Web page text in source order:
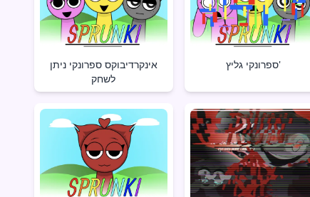
אינקרדיבוקס ספרונקי ניתן
לשחק
ספרונקי גליץ'